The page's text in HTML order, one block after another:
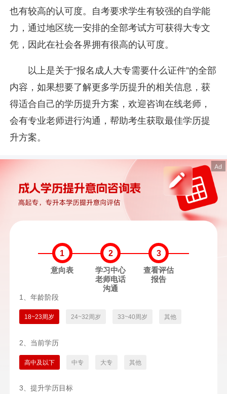
也有较高的认可度。自考要求学生有较强的自学能
力，通过地区统一安排的全部考试方可获得大专文
凭，因此在社会各界拥有很高的认可度。
以上是关于“报名成人大专需要什么证件”的全部
内容，如果想要了解更多学历提升的相关信息，获
得适合自己的学历提升方案，欢迎咨询在线老师，
会有专业老师进行沟通，帮助考生获取最佳学历提
升方案。
1
意向表
2
学习中心
老师电话
沟通
3
查看评估
报告
1、年龄阶段
18~23周岁 24~32周岁 33~40周岁 其他
2、当前学历
高中及以下 中专 大专 其他
3、提升学历目标